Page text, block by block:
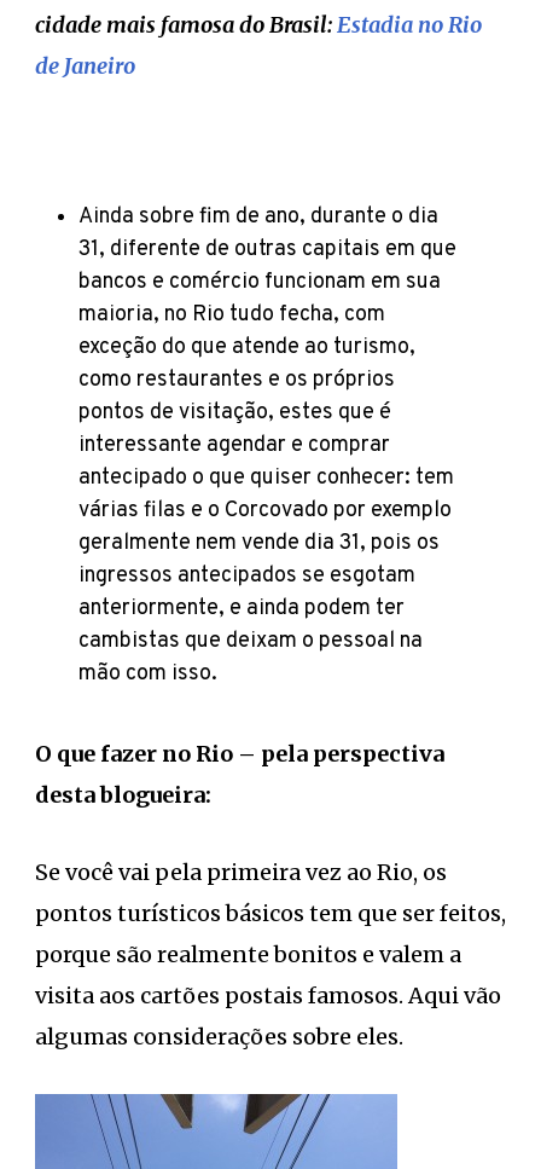
cidade mais famosa do Brasil: Estadia no Rio
de Janeiro
Ainda sobre fim de ano, durante o dia
31, diferente de outras capitais em que
bancos e comércio funcionam em sua
maioria, no Rio tudo fecha, com
exceção do que atende ao turismo,
como restaurantes e os próprios
pontos de visitação, estes que é
interessante agendar e comprar
antecipado o que quiser conhecer: tem
várias filas e o Corcovado por exemplo
geralmente nem vende dia 31, pois os
ingressos antecipados se esgotam
anteriormente, e ainda podem ter
cambistas que deixam o pessoal na
mão com isso.
O que fazer no Rio – pela perspectiva
desta blogueira:
Se você vai pela primeira vez ao Rio, os
pontos turísticos básicos tem que ser feitos,
porque são realmente bonitos e valem a
visita aos cartões postais famosos. Aqui vão
algumas considerações sobre eles.